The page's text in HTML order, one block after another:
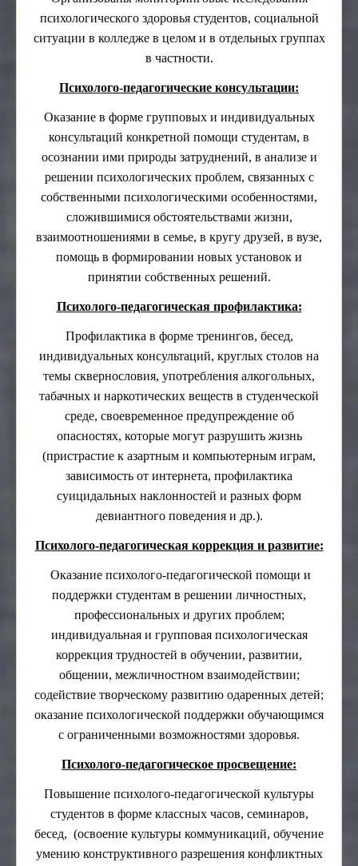
Отраслевой методический совет
психологического здоровья студентов, социальной
ситуации в колледже в целом и в отдельных группах
в частности.
Психолого-педагогические консультации:
Оказание в форме групповых и индивидуальных
консультаций конкретной помощи студентам, в
осознании ими природы затруднений, в анализе и
решении психологических проблем, связанных с
собственными психологическими особенностями,
сложившимися обстоятельствами жизни,
взаимоотношениями в семье, в кругу друзей, в вузе,
помощь в формировании новых установок и
принятии собственных решений.
Психолого-педагогическая профилактика:
Профилактика в форме тренингов, бесед,
индивидуальных консультаций, круглых столов на
темы сквернословия, употребления алкогольных,
табачных и наркотических веществ в студенческой
среде, своевременное предупреждение об
опасностях, которые могут разрушить жизнь
(пристрастие к азартным и компьютерным играм,
зависимость от интернета, профилактика
суицидальных наклонностей и разных форм
девиантного поведения и др.).
Психолого-педагогическая коррекция и развитие:
Оказание психолого-педагогической помощи и
поддержки студентам в решении личностных,
профессиональных и других проблем;
индивидуальная и групповая психологическая
коррекция трудностей в обучении, развитии,
общении, межличностном взаимодействии;
содействие творческому развитию одаренных детей;
оказание психологической поддержки обучающимся
с ограниченными возможностями здоровья.
Психолого-педагогическое просвещение:
Повышение психолого-педагогической культуры
студентов в форме классных часов, семинаров,
бесед, (освоение культуры коммуникаций, обучение
умению конструктивного разрешения конфликтных